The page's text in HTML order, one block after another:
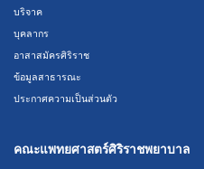
บริจาค
บุคลากร
อาสาสมัครศิริราช
ข้อมูลสาธารณะ
ประกาศความเป็นส่วนตัว
คณะแพทยศาสตร์ศิริราชพยาบาล